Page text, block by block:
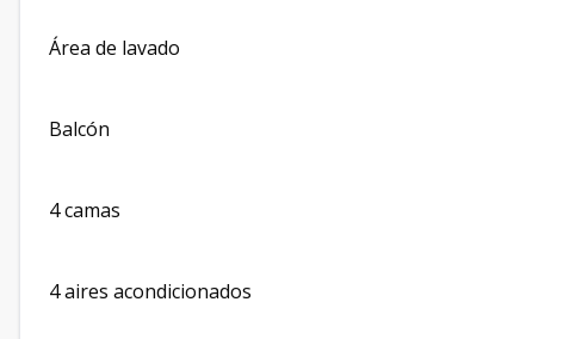
Área de lavado
Balcón
4 camas
4 aires acondicionados